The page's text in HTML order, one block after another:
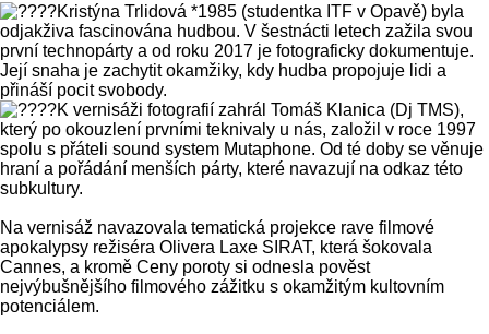
Kristýna Trlidová *1985 (studentka ITF v Opavě) byla
odjakživa fascinována hudbou. V šestnácti letech zažila svou
první technopárty a od roku 2017 je fotograficky dokumentuje.
Její snaha je zachytit okamžiky, kdy hudba propojuje lidi a
přináší pocit svobody.
K vernisáži fotografií zahrál Tomáš Klanica (Dj TMS),
který po okouzlení prvními teknivaly u nás, založil v roce 1997
spolu s přáteli sound system Mutaphone. Od té doby se věnuje
hraní a pořádání menších párty, které navazují na odkaz této
subkultury.
Na vernisáž navazovala tematická projekce rave filmové
apokalypsy režiséra Olivera Laxe SIRAT, která šokovala
Cannes, a kromě Ceny poroty si odnesla pověst
nejvýbušnějšího filmového zážitku s okamžitým kultovním
potenciálem.